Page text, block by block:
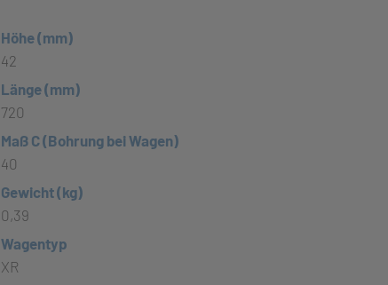
Höhe (mm)
42
Länge (mm)
720
Maß C (Bohrung bei Wagen)
40
Gewicht (kg)
0,39
Wagentyp
XR